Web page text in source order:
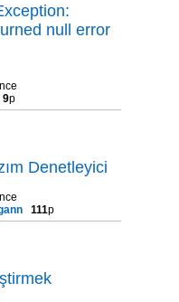
null error
9p
Denetleyici
111p